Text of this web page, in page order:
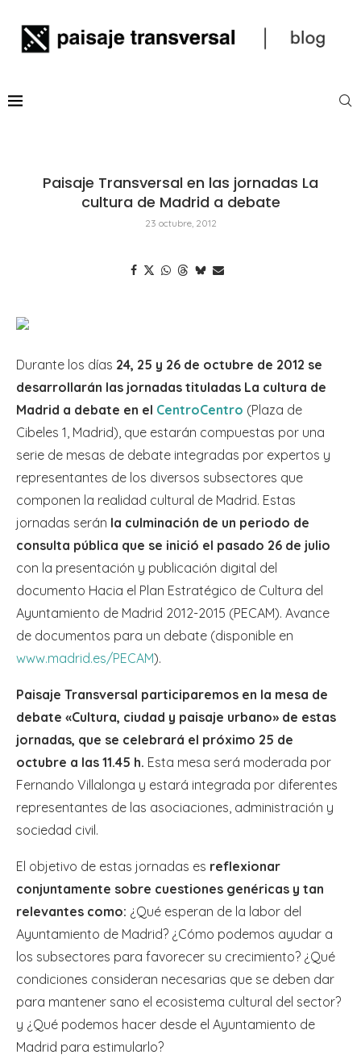
Paisaje Transversal en las jornadas La
cultura de Madrid a debate
23 octubre, 2012
Durante los días 24, 25 y 26 de octubre de 2012 se
desarrollarán las jornadas tituladas La cultura de
Madrid a debate en el CentroCentro (Plaza de
Cibeles 1, Madrid), que estarán compuestas por una
serie de mesas de debate integradas por expertos y
representantes de los diversos subsectores que
componen la realidad cultural de Madrid. Estas
jornadas serán la culminación de un periodo de
consulta pública que se inició el pasado 26 de julio
con la presentación y publicación digital del
documento Hacia el Plan Estratégico de Cultura del
Ayuntamiento de Madrid 2012-2015 (PECAM). Avance
de documentos para un debate (disponible en
www.madrid.es/PECAM).
Paisaje Transversal participaremos en la mesa de
debate «Cultura, ciudad y paisaje urbano» de estas
jornadas, que se celebrará el próximo 25 de
octubre a las 11.45 h. Esta mesa será moderada por
Fernando Villalonga y estará integrada por diferentes
representantes de las asociaciones, administración y
sociedad civil.
El objetivo de estas jornadas es reflexionar
conjuntamente sobre cuestiones genéricas y tan
relevantes como: ¿Qué esperan de la labor del
Ayuntamiento de Madrid? ¿Cómo podemos ayudar a
los subsectores para favorecer su crecimiento? ¿Qué
condiciones consideran necesarias que se deben dar
para mantener sano el ecosistema cultural del sector?
y ¿Qué podemos hacer desde el Ayuntamiento de
Madrid para estimularlo?